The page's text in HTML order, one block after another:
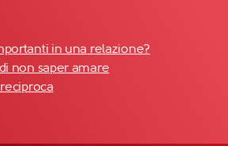
in una relazione?
non saper amare